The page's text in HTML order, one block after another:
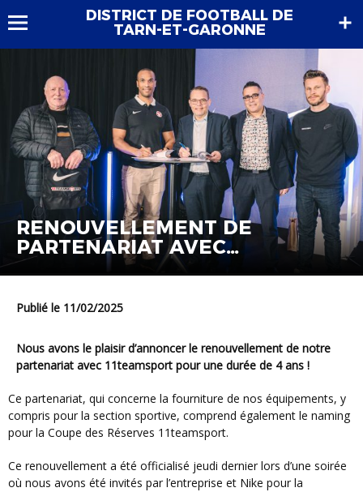
DISTRICT DE FOOTBALL DE
TARN-ET-GARONNE
RENOUVELLEMENT DE
PARTENARIAT AVEC
11TEAMSPORTS
Publié le 11/02/2025
Nous avons le plaisir d’annoncer le renouvellement de notre
partenariat avec 11teamsport pour une durée de 4 ans !
Ce partenariat, qui concerne la fourniture de nos équipements, y
compris pour la section sportive, comprend également le naming
pour la Coupe des Réserves 11teamsport.
Ce renouvellement a été officialisé jeudi dernier lors d’une soirée
où nous avons été invités par l’entreprise et Nike pour la